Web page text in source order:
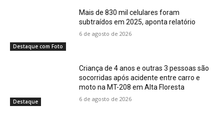
Destaque com Foto
Mais de 830 mil celulares foram
subtraídos em 2025, aponta relatório
6 de agosto de 2026
Destaque
Criança de 4 anos e outras 3 pessoas são
socorridas após acidente entre carro e
moto na MT-208 em Alta Floresta
6 de agosto de 2026